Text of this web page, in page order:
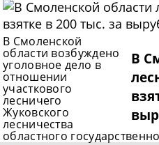
В
В Смоленской
области возбуждено
уголовное дело в
отношении
участкового
лесничего
Жуковского
лесничества
областного